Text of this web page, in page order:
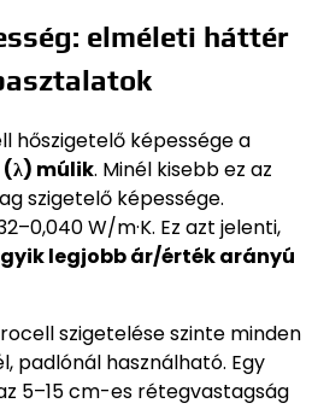
elméleti háttér
hőszigetelő képessége a
múlik. Minél kisebb ez az
szigetelő képessége.
W/m·K. Ez azt jelenti,
legjobb ár/érték arányú
szigetelése szinte minden
padlónál használható. Egy
5–15 cm-es rétegvastagság